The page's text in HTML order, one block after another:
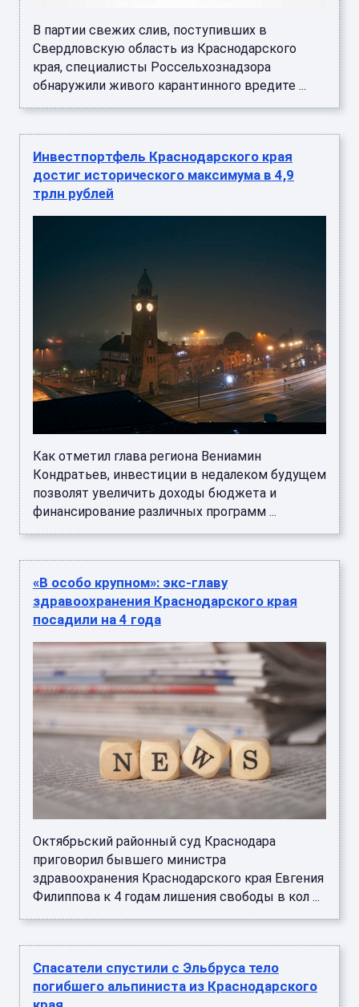
В партии свежих слив, поступивших в
Свердловскую область из Краснодарского
края, специалисты Россельхознадзора
обнаружили живого карантинного вредите ...
Инвестпортфель Краснодарского края
достиг исторического максимума в 4,9
трлн рублей
Как отметил глава региона Вениамин
Кондратьев, инвестиции в недалеком будущем
позволят увеличить доходы бюджета и
финансирование различных программ ...
«В особо крупном»: экс-главу
здравоохранения Краснодарского края
посадили на 4 года
Октябрьский районный суд Краснодара
приговорил бывшего министра
здравоохранения Краснодарского края Евгения
Филиппова к 4 годам лишения свободы в кол ...
Спасатели спустили с Эльбруса тело
погибшего альпиниста из Краснодарского